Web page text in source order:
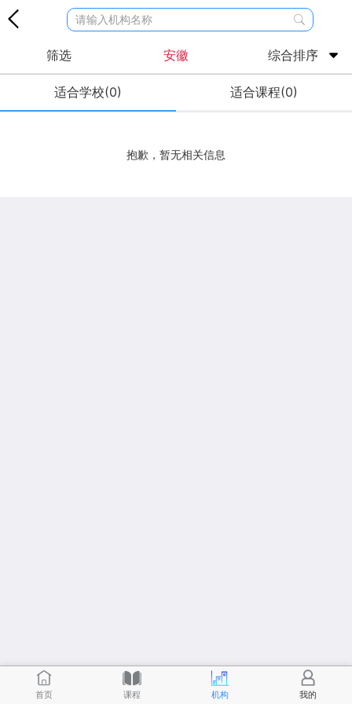
请输入机构名称
筛选 安徽 综合排序
适合学校(0) 适合课程(0)
抱歉，暂无相关信息
首页 课程 机构 我的